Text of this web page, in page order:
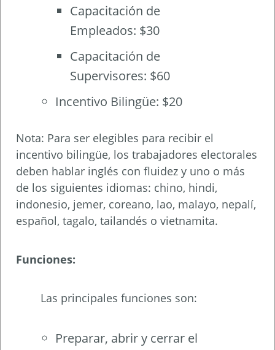
Capacitación de
Empleados: $30
Capacitación de
Supervisores: $60
Incentivo Bilingüe: $20
Nota: Para ser elegibles para recibir el
incentivo bilingüe, los trabajadores electorales
deben hablar inglés con fluidez y uno o más
de los siguientes idiomas: chino, hindi,
indonesio, jemer, coreano, lao, malayo, nepalí,
español, tagalo, tailandés o vietnamita.
Funciones:
Las principales funciones son:
Preparar, abrir y cerrar el